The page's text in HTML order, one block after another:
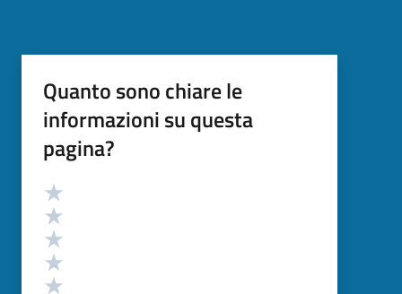
Quanto sono chiare le
informazioni su questa
pagina?
Valutazione